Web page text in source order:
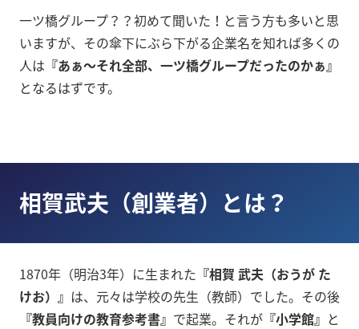
一ツ橋グループ？？初めて聞いた！と言う方も多いと思
いますが、その傘下にぶら下がる企業名を知れば多くの
人は 『あぁ〜それ全部、一ツ橋グループだったのかぁ』
となるはずです。
相賀武夫（創業者） とは？
1870年（明治3年）に生まれた 『相賀 武夫（おうが た
けお）』 は、元々は学校の先生（教師）でした。その後
『教員向けの教育参考書』 で起業。それが 『小学館』 と